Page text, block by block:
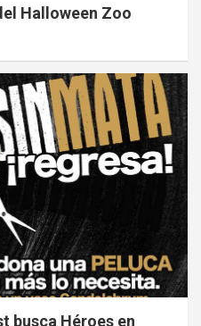
Halloween Zoo
busca Héroes en